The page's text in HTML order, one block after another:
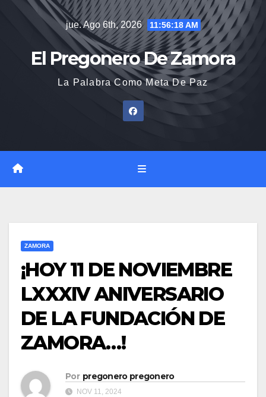
jue. Ago 6th, 2026 11:56:19 AM
El Pregonero De Zamora
La Palabra Como Meta De Paz
ZAMORA
¡HOY 11 DE NOVIEMBRE
LXXXIV ANIVERSARIO
DE LA FUNDACIÓN DE
ZAMORA…!
Por pregonero pregonero
NOV 11, 2024